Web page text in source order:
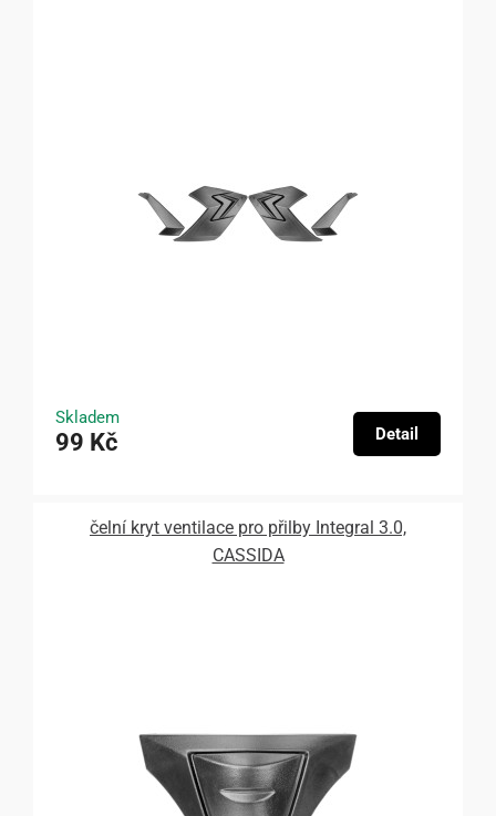
Skladem
99 Kč Detail
čelní kryt ventilace pro přilby Integral 3.0,
CASSIDA